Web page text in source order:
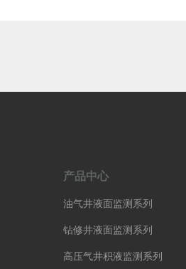
产品中心
油气井液面监测系列
钻修井液面监测系列
高压气井积液监测系列